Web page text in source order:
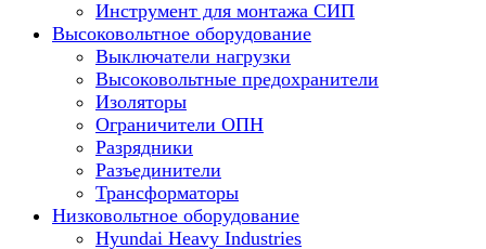
Инструмент для монтажа СИП
Высоковольтное оборудование
Выключатели нагрузки
Высоковольтные предохранители
Изоляторы
Ограничители ОПН
Разрядники
Разъединители
Трансформаторы
Низковольтное оборудование
Hyundai Heavy Industries